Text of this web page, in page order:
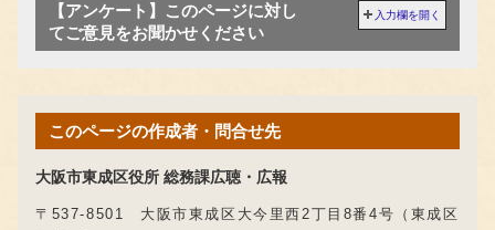
【アンケート】このページに対し
てご意見をお聞かせください
入力欄を開く
このページの作成者・問合せ先
大阪市東成区役所 総務課広聴・広報
〒537-8501 大阪市東成区大今里西2丁目8番4号（東成区